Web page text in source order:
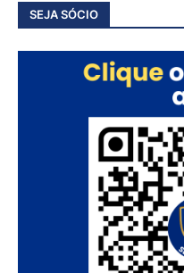
SEJA SÓCIO